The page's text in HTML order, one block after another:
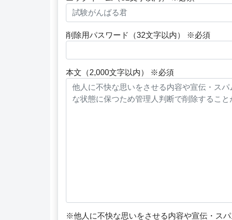
削除用パスワード（32文字以内） ※必須
本文（2,000文字以内） ※必須
※他人に不快な思いをさせる内容や宣伝・ス